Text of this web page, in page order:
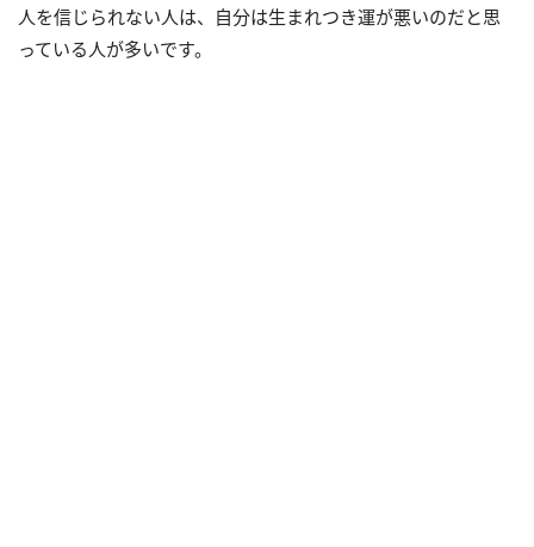
人を信じられない人は、自分は生まれつき運が悪いのだと思
っている人が多いです。